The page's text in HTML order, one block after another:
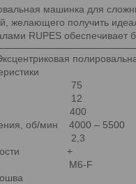
машинка для
желающего получить
RUPES обеспечивает
мм 75
мм 12
Ватт 400
об/мин 4000 – 5500
2,3
скорости +
M6-F